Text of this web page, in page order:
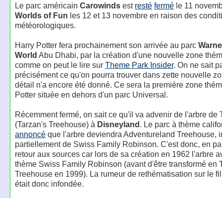
Le parc américain Carowindsest resté ferméle 11
Worlds of Fun les 12 et 13 novembre en raison des
météorologiques.
Harry Potter fera prochainement son arrivée au parc
World Abu Dhabi, par la création d'une nouvelle zone
comme on peut le lire sur Theme Park Insider. On ne sait
précisément ce qu'on pourra trouver dans zette nouvelle
détail n'a encore été donné. Ce sera la première zone
Potter située en dehors d'un parc Universal.
Récemment fermé, on sait ce qu'il va advenir de l'arbre de
(Tarzan's Treehouse) à Disneyland. Le parc à thème
annoncéque l'arbre deviendra Adventureland Treehouse,
partiellement de Swiss Family Robinson. C'est donc, en
retour aux sources car lors de sa création en 1962 l'arbre
thème Swiss Family Robinson (avant d'être transformé en
Treehouse en 1999). La rumeur de rethématisation sur le
était donc infondée.